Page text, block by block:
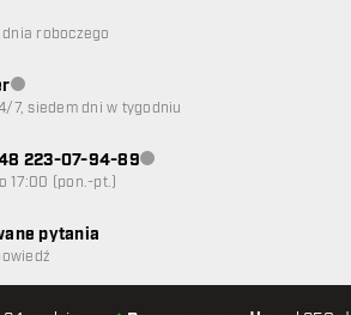
pytania
dnia roboczego
Obsługa klienta niedostępna
7, siedem dni w tygodniu
223-07-94-89Obsługa klienta niedostępna
17:00 (pon.-pt.)